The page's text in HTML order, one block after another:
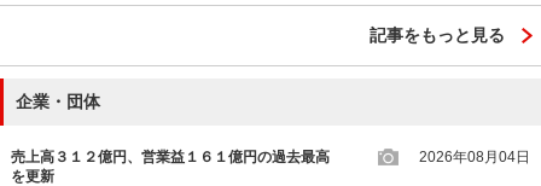
記事をもっと見る
企業・団体
売上高３１２億円、営業益１６１億円の過去最高
を更新
2026年08月04日